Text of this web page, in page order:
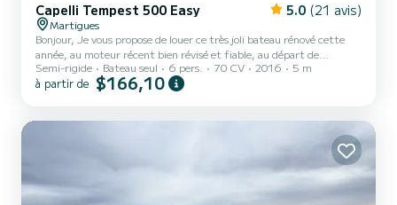
Capelli Tempest 500 Easy 5.0 (21 avis)
Martigues
Bonjour, Je vous propose de louer ce très joli bateau rénové cette
année, au moteur récent bien révisé et fiable, au départ de
Martigues ville. Partez à la découverte de notre magnifique région
a partir de l'un des plus beau port de France. En effet ce bateau est
Semi-rigide Bateau seul 6 pers. 70 CV 2016 5 m
à partir de $166,10